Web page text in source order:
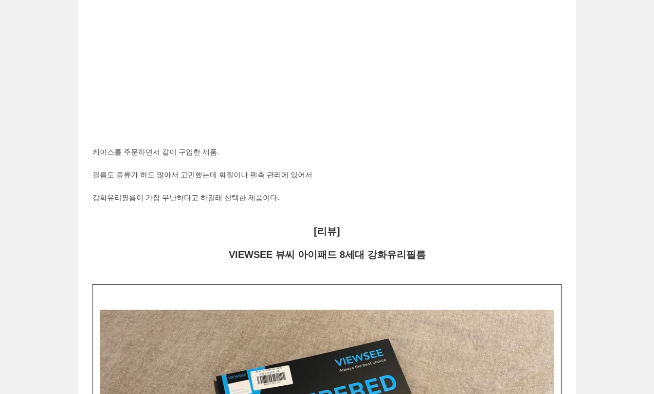
케이스를 주문하면서 같이 구입한 제품.
필름도 종류가 하도 많아서 고민했는데 화질이나 펜촉 관리에 있어서
강화유리필름이 가장 무난하다고 하길래 선택한 제품이다.
[리뷰]
VIEWSEE 뷰씨 아이패드 8세대 강화유리필름